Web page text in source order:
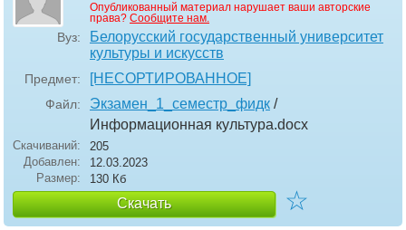
Опубликованный материал нарушает ваши авторские
права? Сообщите нам.
Вуз:
Белорусский государственный университет
культуры и искусств
Предмет: [НЕСОРТИРОВАННОЕ]
Файл: Экзамен_1_семестр_фидк /
Информационная культура.docx
Скачиваний:
205
Добавлен:
12.03.2023
Размер:
130 Кб
Скачать ☆